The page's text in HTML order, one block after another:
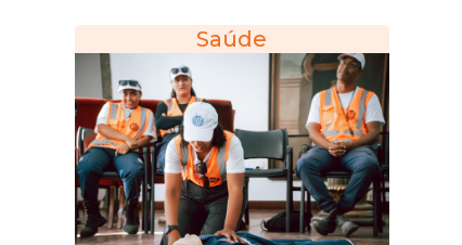
2030
Saúde